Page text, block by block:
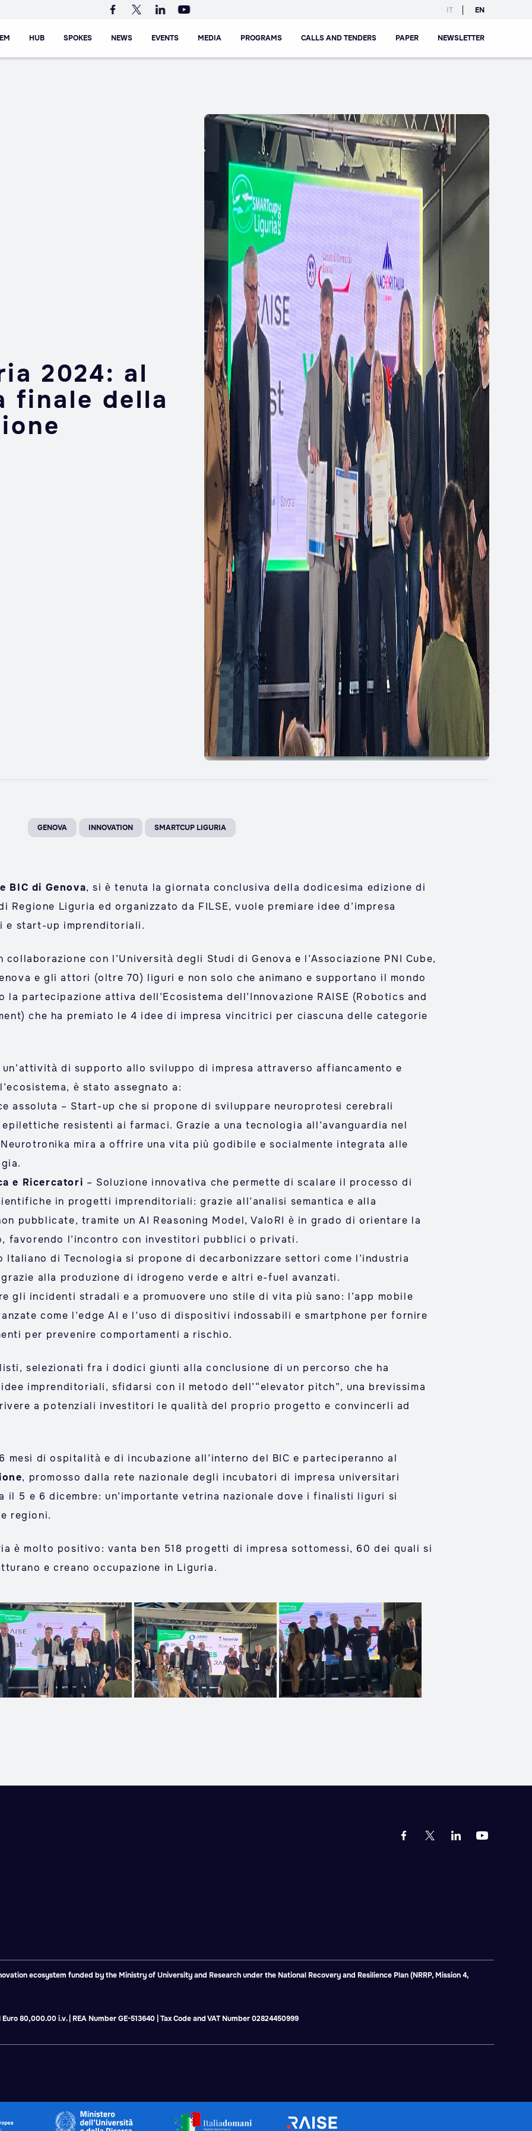
IT EN
HUB SPOKES NEWS EVENTS MEDIA PROGRAMS CALLS AND TENDERS PAPER NEWSLETTER
2024: al
finale della
GENOVA INNOVATION SMARTCUP LIGURIA
BIC di Genova, si è tenuta la giornata conclusiva della dodicesima edizione di
Regione Liguria ed organizzato da FILSE, vuole premiare idee d’impresa
e start-up imprenditoriali.
collaborazione con l’Università degli Studi di Genova e l’Associazione PNI Cube,
e gli attori (oltre 70) liguri e non solo che animano e supportano il mondo
la partecipazione attiva dell’Ecosistema dell’Innovazione RAISE (Robotics and
che ha premiato le 4 idee di impresa vincitrici per ciascuna delle categorie
di supporto allo sviluppo di impresa attraverso affiancamento e
è stato assegnato a:
assoluta – Start-up che si propone di sviluppare neuroprotesi cerebrali
resistenti ai farmaci. Grazie a una tecnologia all’avanguardia nel
mira a offrire una vita più godibile e socialmente integrata alle
e Ricercatori – Soluzione innovativa che permette di scalare il processo di
in progetti imprenditoriali: grazie all’analisi semantica e alla
pubblicate, tramite un AI Reasoning Model, ValoRI è in grado di orientare la
favorendo l’incontro con investitori pubblici o privati.
Italiano di Tecnologia si propone di decarbonizzare settori come l’industria
alla produzione di idrogeno verde e altri e-fuel avanzati.
gli incidenti stradali e a promuovere uno stile di vita più sano: l’app mobile
come l’edge AI e l’uso di dispositivi indossabili e smartphone per fornire
per prevenire comportamenti a rischio.
selezionati fra i dodici giunti alla conclusione di un percorso che ha
imprenditoriali, sfidarsi con il metodo dell’“elevator pitch”, una brevissima
a potenziali investitori le qualità del proprio progetto e convincerli ad
di ospitalità e di incubazione all’interno del BIC e parteciperanno al
, promosso dalla rete nazionale degli incubatori di impresa universitari
il 5 e 6 dicembre: un’importante vetrina nazionale dove i finalisti liguri si
regioni.
è molto positivo: vanta ben 518 progetti di impresa sottomessi, 60 dei quali si
e creano occupazione in Liguria.
ecosystem funded by the Ministry of University and Research under the National Recovery and Resilience Plan (NRRP, Mission 4,
80,000.00 i.v. | REA Number GE-513640 | Tax Code and VAT Number 02824450999